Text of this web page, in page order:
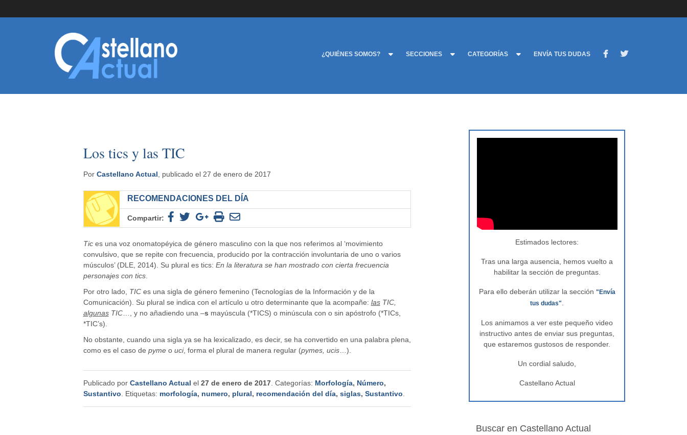
¿QUIÉNES SOMOS? SECCIONES CATEGORÍAS ENVÍA TUS DUDAS
Los tics y las TIC
Por Castellano Actual , publicado el 27 de enero de 2017
RECOMENDACIONES DEL DÍA
Compartir:
Tices una voz onomatopéyica de género masculino con la que nos referimos al ‘movimiento
convulsivo, que se repite con frecuencia, producido por la contracción involuntaria de uno o varios
músculos’ (DLE, 2014). Su plural es tics: En la literatura se han mostrado con cierta frecuencia
personajes con tics.
Por otro lado, TICes una sigla de género femenino (Tecnologías de la Información y de la
Comunicación). Su plural se indica con el artículo u otro determinante que la acompañe: lasTIC,
algunasTIC…, y no añadiendo una –s mayúscula (*TICS) o minúscula con o sin apóstrofo (*TICs,
*TIC’s).
No obstante, cuando una sigla ya se ha lexicalizado, es decir, se ha convertido en una palabra plena,
como es el caso de pymeo uci, forma el plural de manera regular (pymes, ucis…).
Publicado por Castellano Actual el 27 de enero de 2017. Categorías: Morfología, Número,
Sustantivo . Etiquetas: morfología, numero, plural, recomendación del día, siglas, Sustantivo
Estimados lectores:
Tras una larga ausencia, hemos vuelto a
habilitar la sección de preguntas.
Para ello deberán utilizar la sección "Envía
tus dudas"
Los animamos a ver este pequeño video
instructivo antes de enviar sus preguntas,
que estaremos gustosos de responder.
Un cordial saludo,
Castellano Actual
Buscar en Castellano Actual